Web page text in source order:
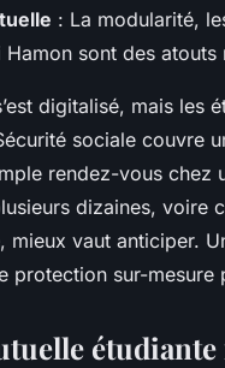
: La modularité,
sont des atouts
digitalisé, mais les
sociale couvre
rendez-vous
dizaines, voire
mieux vaut anticiper.
protection sur-